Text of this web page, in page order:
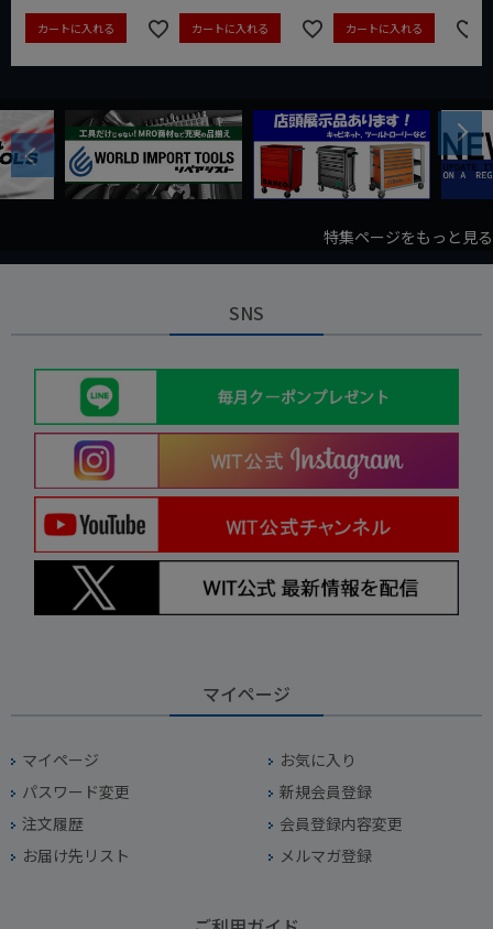
カートに入れる カートに入れる カートに入れる
Previous
Next
特集ページをもっと見る
SNS
マイページ
マイページ
お気に入り
パスワード変更
新規会員登録
注文履歴
会員登録内容変更
お届け先リスト
メルマガ登録